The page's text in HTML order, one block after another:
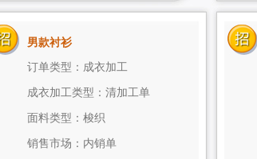
男款衬衫
订单类型：成衣加工
成衣加工类型：清加工单
面料类型：梭织
销售市场：内销单